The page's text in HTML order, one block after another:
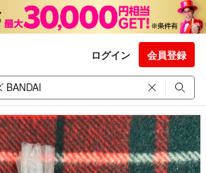
ログイン 会員登録